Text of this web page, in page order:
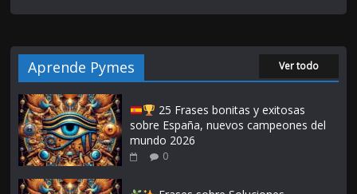
Aprende Pymes Ver todo
25 Frases bonitas y exitosas
sobre España, nuevos campeones del
mundo 2026
0